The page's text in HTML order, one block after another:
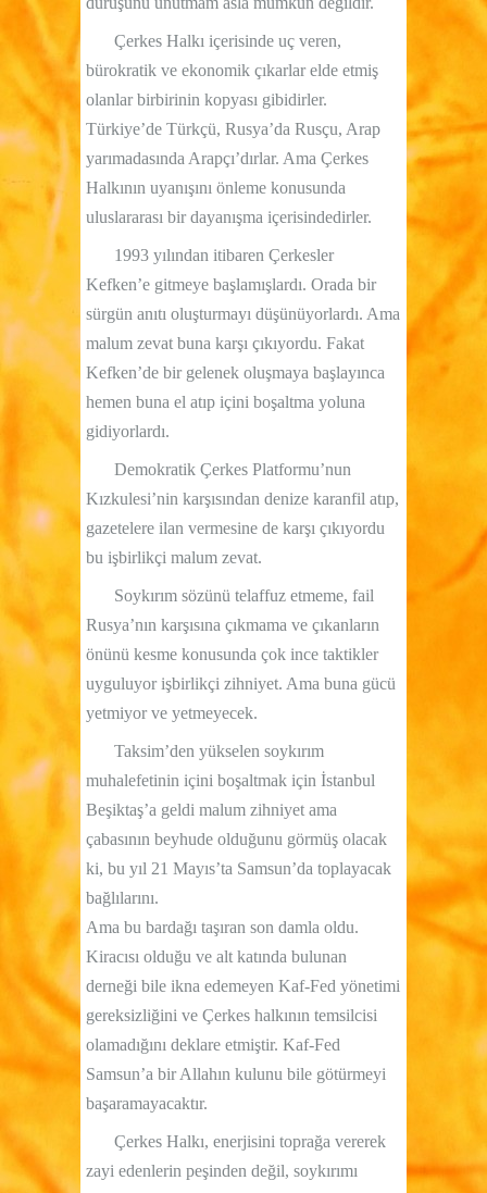
Çerkes Halkı içerisinde uç veren,
bürokratik ve ekonomik çıkarlar elde etmiş
olanlar birbirinin kopyası gibidirler.
Türkiye’de Türkçü, Rusya’da Rusçu, Arap
yarımadasında Arapçı’dırlar. Ama Çerkes
Halkının uyanışını önleme konusunda
uluslararası bir dayanışma içerisindedirler.
1993 yılından itibaren Çerkesler
Kefken’e gitmeye başlamışlardı. Orada bir
sürgün anıtı oluşturmayı düşünüyorlardı. Ama
malum zevat buna karşı çıkıyordu. Fakat
Kefken’de bir gelenek oluşmaya başlayınca
hemen buna el atıp içini boşaltma yoluna
gidiyorlardı.
Demokratik Çerkes Platformu’nun
Kızkulesi’nin karşısından denize karanfil atıp,
gazetelere ilan vermesine de karşı çıkıyordu
bu işbirlikçi malum zevat.
Soykırım sözünü telaffuz etmeme, fail
Rusya’nın karşısına çıkmama ve çıkanların
önünü kesme konusunda çok ince taktikler
uyguluyor işbirlikçi zihniyet. Ama buna gücü
yetmiyor ve yetmeyecek.
Taksim’den yükselen soykırım
muhalefetinin içini boşaltmak için İstanbul
Beşiktaş’a geldi malum zihniyet ama
çabasının beyhude olduğunu görmüş olacak
ki, bu yıl 21 Mayıs’ta Samsun’da toplayacak
bağlılarını.
Ama bu bardağı taşıran son damla oldu.
Kiracısı olduğu ve alt katında bulunan
derneği bile ikna edemeyen Kaf-Fed yönetimi
gereksizliğini ve Çerkes halkının temsilcisi
olamadığını deklare etmiştir. Kaf-Fed
Samsun’a bir Allahın kulunu bile götürmeyi
başaramayacaktır.
Çerkes Halkı, enerjisini toprağa vererek
zayi edenlerin peşinden değil, soykırımı